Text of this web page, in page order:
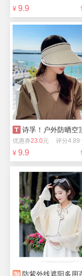
¥ 9.9
诗孚！户外防晒空
优惠券23.0元 评分4.89
¥ 9.9
防紫外线遮阳多用